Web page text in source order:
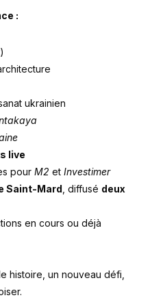
:
ukrainien
live
pour M2 et Investimer
Saint-Mard , diffusé deux
en cours ou déjà
histoire, un nouveau défi,